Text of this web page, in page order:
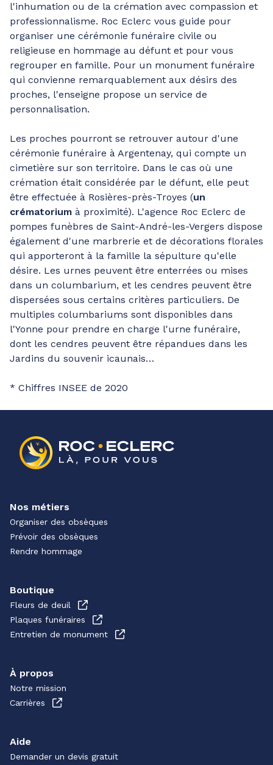
l'inhumation ou de la crémation avec compassion et
professionnalisme. Roc Eclerc vous guide pour
organiser une cérémonie funéraire civile ou
religieuse en hommage au défunt et pour vous
regrouper en famille. Pour un monument funéraire
qui convienne remarquablement aux désirs des
proches, l'enseigne propose un service de
personnalisation.
Les proches pourront se retrouver autour d'une
cérémonie funéraire à Argentenay, qui compte un
cimetière sur son territoire. Dans le cas où une
crémation était considérée par le défunt, elle peut
être effectuée à Rosières-près-Troyes (un
crématorium à proximité). L'agence Roc Eclerc de
pompes funèbres de Saint-André-les-Vergers dispose
également d'une marbrerie et de décorations florales
qui apporteront à la famille la sépulture qu'elle
désire. Les urnes peuvent être enterrées ou mises
dans un columbarium, et les cendres peuvent être
dispersées sous certains critères particuliers. De
multiples columbariums sont disponibles dans
l'Yonne pour prendre en charge l'urne funéraire,
dont les cendres peuvent être répandues dans les
Jardins du souvenir icaunais…
* Chiffres INSEE de 2020
Nos métiers
Organiser des obsèques
Prévoir des obsèques
Rendre hommage
Boutique
Fleurs de deuil
Plaques funéraires
Entretien de monument
À propos
Notre mission
Carrières
Aide
Demander un devis gratuit